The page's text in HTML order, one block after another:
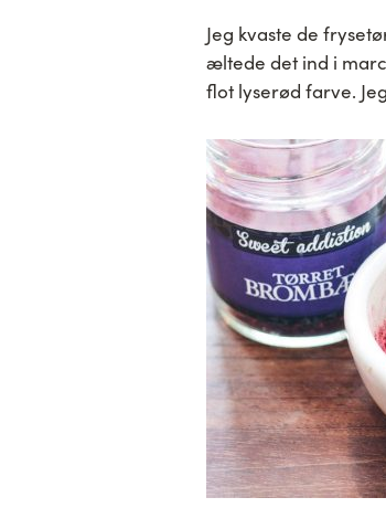
Jeg kvaste de
æltede det ind i
flot lyserød farve.